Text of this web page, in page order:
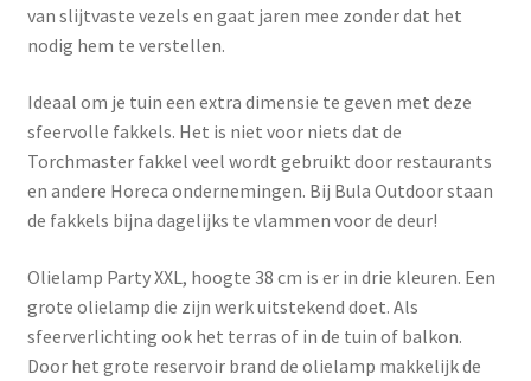
van slijtvaste vezels en gaat jaren mee zonder dat het
nodig hem te verstellen.
Ideaal om je tuin een extra dimensie te geven met deze
sfeervolle fakkels. Het is niet voor niets dat de
Torchmaster fakkel veel wordt gebruikt door restaurants
en andere Horeca ondernemingen. Bij Bula Outdoor staan
de fakkels bijna dagelijks te vlammen voor de deur!
Olielamp Party XXL, hoogte 38 cm is er in drie kleuren. Een
grote olielamp die zijn werk uitstekend doet. Als
sfeerverlichting ook het terras of in de tuin of balkon.
Door het grote reservoir brand de olielamp makkelijk de